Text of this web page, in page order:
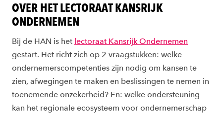
OVER HET LECTORAAT KANSRIJK
ONDERNEMEN
Bij de HAN is het lectoraat Kansrijk Ondernemen
gestart. Het richt zich op 2 vraagstukken: welke
ondernemerscompetenties zijn nodig om kansen te
zien, afwegingen te maken en beslissingen te nemen in
toenemende onzekerheid? En: welke ondersteuning
kan het regionale ecosysteem voor ondernemerschap